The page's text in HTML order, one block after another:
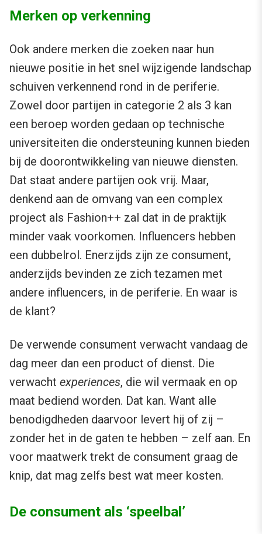
Merken op verkenning
Ook andere merken die zoeken naar hun
nieuwe positie in het snel wijzigende landschap
schuiven verkennend rond in de periferie.
Zowel door partijen in categorie 2 als 3 kan
een beroep worden gedaan op technische
universiteiten die ondersteuning kunnen bieden
bij de doorontwikkeling van nieuwe diensten.
Dat staat andere partijen ook vrij. Maar,
denkend aan de omvang van een complex
project als Fashion++ zal dat in de praktijk
minder vaak voorkomen. Influencers hebben
een dubbelrol. Enerzijds zijn ze consument,
anderzijds bevinden ze zich tezamen met
andere influencers, in de periferie. En waar is
de klant?
De verwende consument verwacht vandaag de
dag meer dan een product of dienst. Die
verwacht experiences, die wil vermaak en op
maat bediend worden. Dat kan. Want alle
benodigdheden daarvoor levert hij of zij –
zonder het in de gaten te hebben – zelf aan. En
voor maatwerk trekt de consument graag de
knip, dat mag zelfs best wat meer kosten.
De consument als ‘speelbal’